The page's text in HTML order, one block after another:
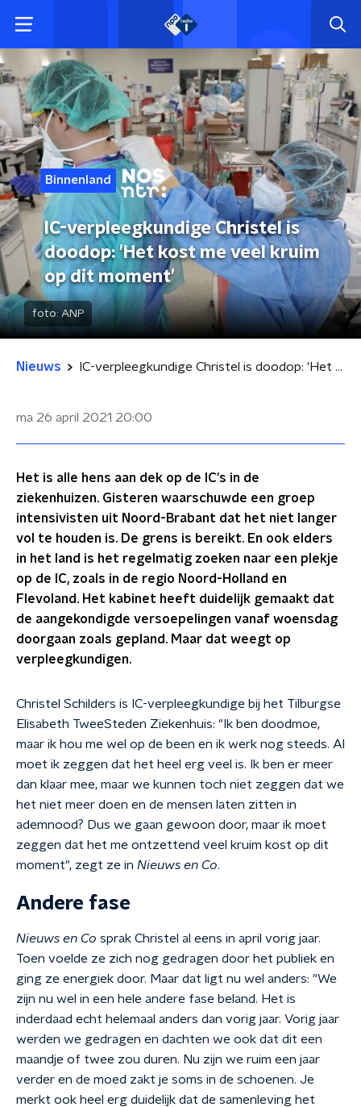
Binnenland
IC-verpleegkundige Christel is
doodop: 'Het kost me veel kruim
op dit moment'
foto: ANP
Nieuws IC-verpleegkundige Christel is doodop: 'Het kost me veel kruim op dit moment'
ma 26 april 2021 20:00
Het is alle hens aan dek op de IC's in de
ziekenhuizen. Gisteren waarschuwde een groep
intensivisten uit Noord-Brabant dat het niet langer
vol te houden is. De grens is bereikt. En ook elders
in het land is het regelmatig zoeken naar een plekje
op de IC, zoals in de regio Noord-Holland en
Flevoland. Het kabinet heeft duidelijk gemaakt dat
de aangekondigde versoepelingen vanaf woensdag
doorgaan zoals gepland. Maar dat weegt op
verpleegkundigen.
Christel Schilders is IC-verpleegkundige bij het Tilburgse
Elisabeth TweeSteden Ziekenhuis: " Ik ben doodmoe,
maar ik hou me wel op de been en ik werk nog steeds. Al
moet ik zeggen dat het heel erg veel is. Ik ben er meer
dan klaar mee, maar we kunnen toch niet zeggen dat we
het niet meer doen en de mensen laten zitten in
ademnood? Dus we gaan gewoon door, maar ik moet
zeggen dat het me ontzettend veel kruim kost op dit
moment", zegt ze in Nieuws en Co.
Andere fase
Nieuws en Co sprak Christel al eens in april vorig jaar.
Toen voelde ze zich nog gedragen door het publiek en
ging ze energiek door. Maar dat ligt nu wel anders: "We
zijn nu wel in een hele andere fase beland. Het is
inderdaad echt helemaal anders dan vorig jaar. Vorig jaar
werden we gedragen en dachten we ook dat dit een
maandje of twee zou duren. Nu zijn we ruim een jaar
verder en de moed zakt je soms in de schoenen. Je
merkt ook heel erg duidelijk dat de samenleving het